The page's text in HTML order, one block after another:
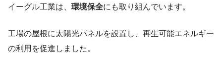
イーグル工業は、 環境保全にも取り組んでいます。
工場の屋根に太陽光パネルを設置し、再生可能エネルギー
の利用を促進しました。